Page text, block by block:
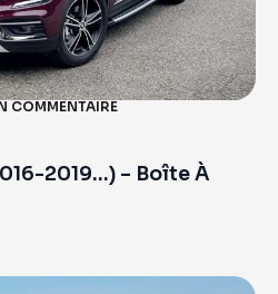
2019…) – Boîte À
COMMENTAIRE